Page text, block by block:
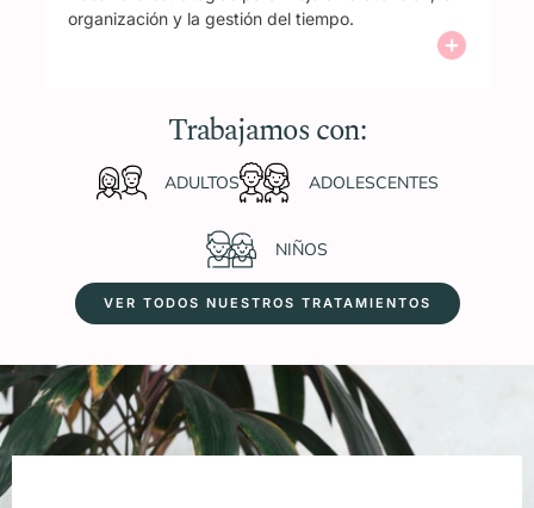
organización y la gestión del tiempo.
Trabajamos con:
ADULTOS ADOLESCENTES
NIÑOS
VER TODOS NUESTROS TRATAMIENTOS